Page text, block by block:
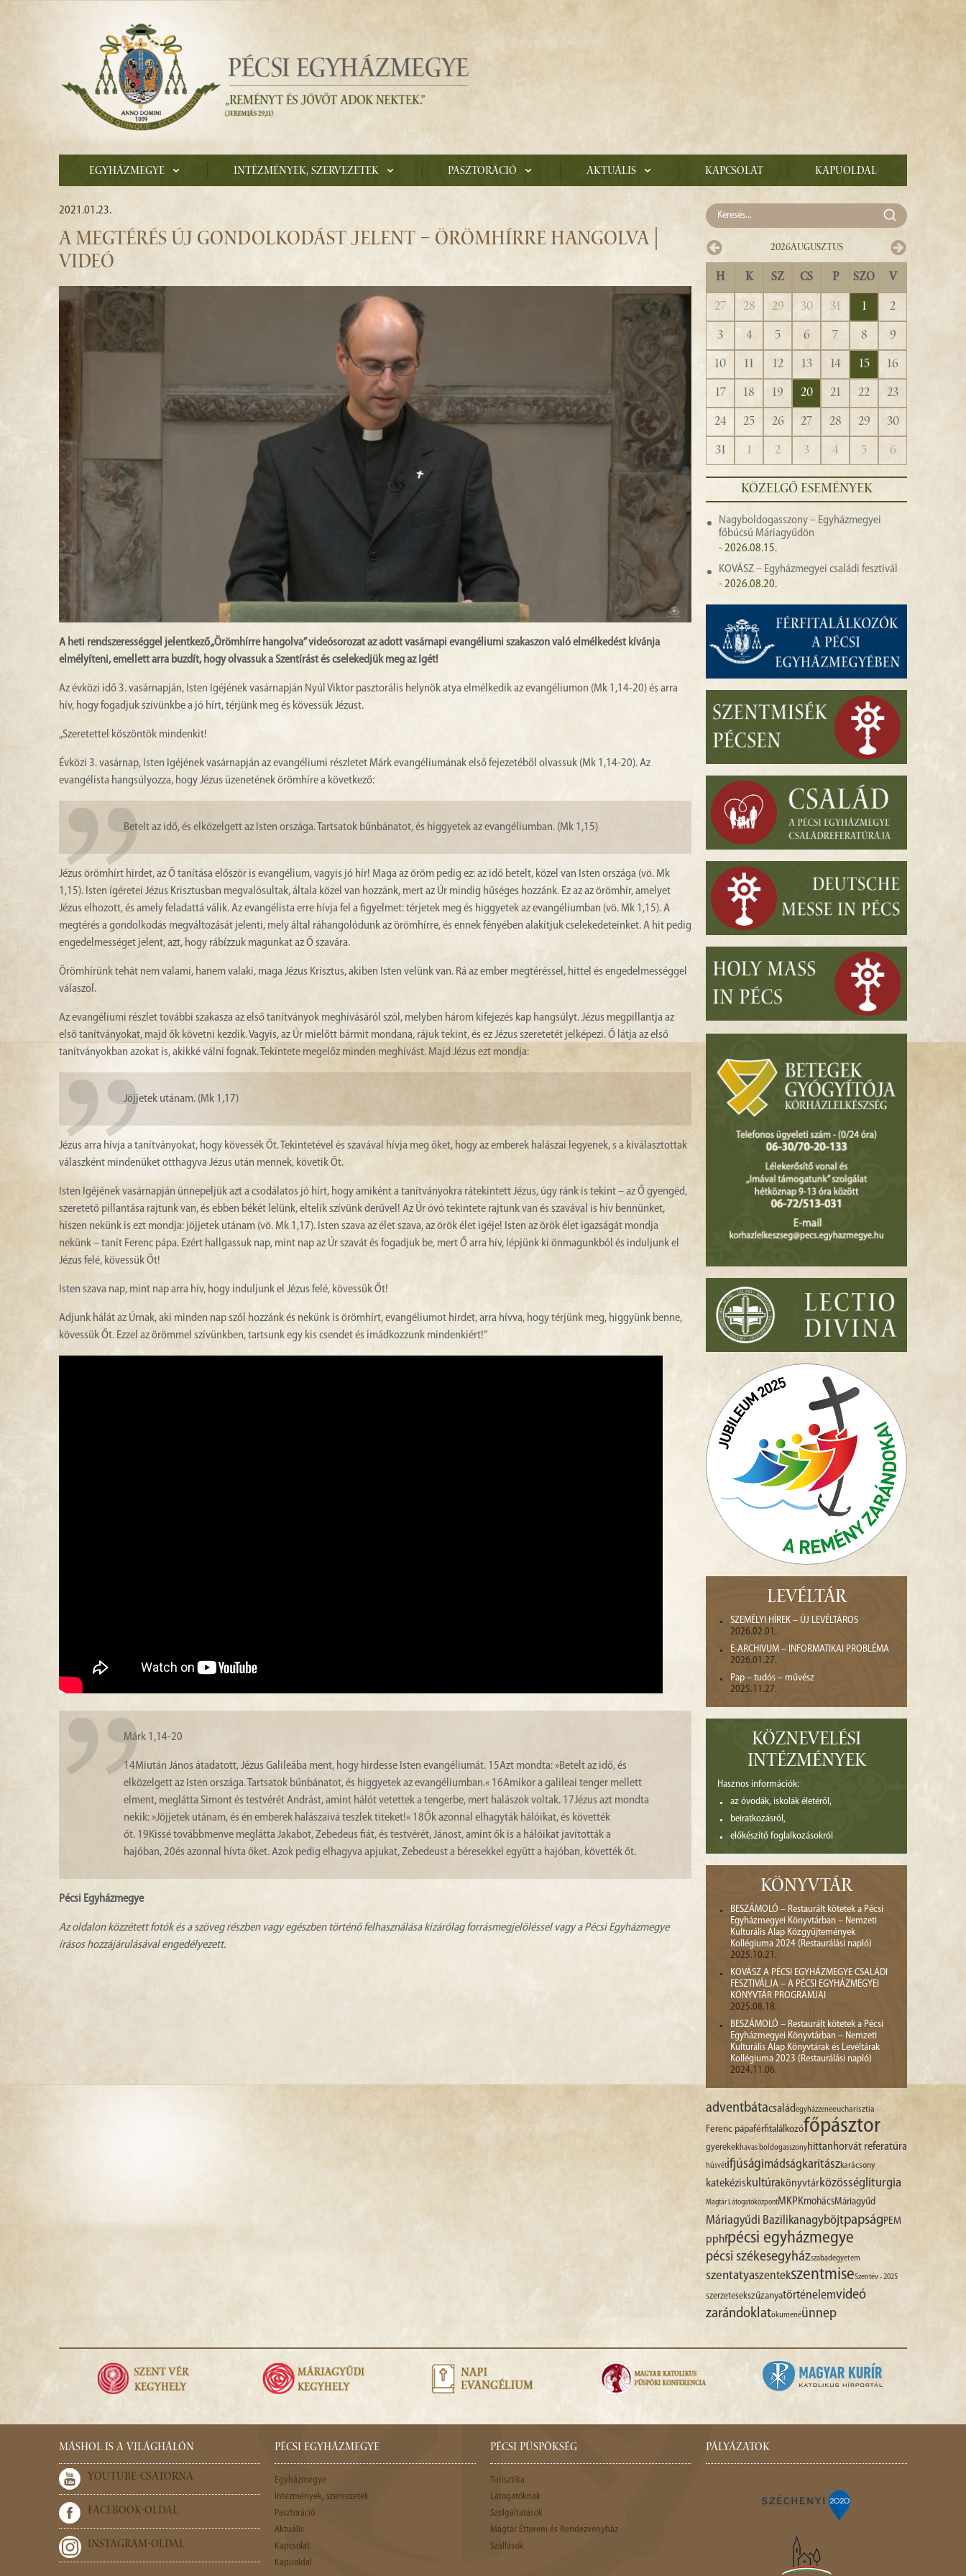
Egyházmegye Intézmények, szervezetek Pasztoráció Aktuális Kapcsolat Kapuoldal
2021.01.23.
A MEGTÉRÉS ÚJ GONDOLKODÁST JELENT – ÖRÖMHÍRRE HANGOLVA |
VIDEÓ
A heti rendszerességgel jelentkező „Örömhírre hangolva” videósorozat az adott vasárnapi evangéliumi szakaszon való elmélkedést kívánja
elmélyíteni, emellett arra buzdít, hogy olvassuk a Szentírást és cselekedjük meg az Igét!
Az évközi idő 3. vasárnapján, Isten Igéjének vasárnapján Nyúl Viktor pasztorális helynök atya elmélkedik az evangéliumon (Mk 1,14-20) és arra
hív, hogy fogadjuk szívünkbe a jó hírt, térjünk meg és kövessük Jézust.
„Szeretettel köszöntök mindenkit!
Évközi 3. vasárnap, Isten Igéjének vasárnapján az evangéliumi részletet Márk evangéliumának első fejezetéből olvassuk (Mk 1,14-20). Az
evangélista hangsúlyozza, hogy Jézus üzenetének örömhíre a következő:
Betelt az idő, és elközelgett az Isten országa. Tartsatok bűnbánatot, és higgyetek az evangéliumban. (Mk 1,15)
Jézus örömhírt hirdet, az Ő tanítása először is evangélium, vagyis jó hír! Maga az öröm pedig ez: az idő betelt, közel van Isten országa (vö. Mk
1,15). Isten ígéretei Jézus Krisztusban megvalósultak, általa közel van hozzánk, mert az Úr mindig hűséges hozzánk. Ez az az örömhír, amelyet
Jézus elhozott, és amely feladattá válik. Az evangélista erre hívja fel a figyelmet: térjetek meg és higgyetek az evangéliumban (vö. Mk 1,15). A
megtérés a gondolkodás megváltozását jelenti, mely által ráhangolódunk az örömhírre, és ennek fényében alakítjuk cselekedeteinket. A hit pedig
engedelmességet jelent, azt, hogy rábízzuk magunkat az Ő szavára.
Örömhírünk tehát nem valami, hanem valaki, maga Jézus Krisztus, akiben Isten velünk van. Rá az ember megtéréssel, hittel és engedelmességgel
válaszol.
Az evangéliumi részlet további szakasza az első tanítványok meghívásáról szól, melyben három kifejezés kap hangsúlyt. Jézus megpillantja az
első tanítványokat, majd ők követni kezdik. Vagyis, az Úr mielőtt bármit mondana, rájuk tekint, és ez Jézus szeretetét jelképezi. Ő látja az első
tanítványokban azokat is, akikké válni fognak. Tekintete megelőz minden meghívást. Majd Jézus ezt mondja:
Jöjjetek utánam. (Mk 1,17)
Jézus arra hívja a tanítványokat, hogy kövessék Őt. Tekintetével és szavával hívja meg őket, hogy az emberek halászai legyenek, s a kiválasztottak
válaszként mindenüket otthagyva Jézus után mennek, követik Őt.
Isten Igéjének vasárnapján ünnepeljük azt a csodálatos jó hírt, hogy amiként a tanítványokra rátekintett Jézus, úgy ránk is tekint – az Ő gyengéd,
szeretető pillantása rajtunk van, és ebben békét lelünk, eltelik szívünk derűvel! Az Úr óvó tekintete rajtunk van és szavával is hív bennünket,
hiszen nekünk is ezt mondja: jöjjetek utánam (vö. Mk 1,17). Isten szava az élet szava, az örök élet igéje! Isten az örök élet igazságát mondja
nekünk – tanít Ferenc pápa. Ezért hallgassuk nap, mint nap az Úr szavát és fogadjuk be, mert Ő arra hív, lépjünk ki önmagunkból és induljunk el
Jézus felé, kövessük Őt!
Isten szava nap, mint nap arra hív, hogy induljunk el Jézus felé, kövessük Őt!
Adjunk hálát az Úrnak, aki minden nap szól hozzánk és nekünk is örömhírt, evangéliumot hirdet, arra hívva, hogy térjünk meg, higgyünk benne,
kövessük Őt. Ezzel az örömmel szívünkben, tartsunk egy kis csendet és imádkozzunk mindenkiért!”
Márk 1,14-20
14Miután János átadatott, Jézus Galileába ment, hogy hirdesse Isten evangéliumát. 15Azt mondta: »Betelt az idő, és
elközelgett az Isten országa. Tartsatok bűnbánatot, és higgyetek az evangéliumban.« 16Amikor a galileai tenger mellett
elment, meglátta Simont és testvérét Andrást, amint hálót vetettek a tengerbe, mert halászok voltak. 17Jézus azt mondta
nekik: »Jöjjetek utánam, és én emberek halászaivá teszlek titeket!« 18Ők azonnal elhagyták hálóikat, és követték
őt. 19Kissé továbbmenve meglátta Jakabot, Zebedeus fiát, és testvérét, Jánost, amint ők is a hálóikat javították a
hajóban,20és azonnal hívta őket. Azok pedig elhagyva apjukat, Zebedeust a béresekkel együtt a hajóban, követték őt.
Pécsi Egyházmegye
Az oldalon közzétett fotók és a szöveg részben vagy egészben történő felhasználása kizárólag forrásmegjelöléssel vagy a Pécsi Egyházmegye
írásos hozzájárulásával engedélyezett.
2026Augusztus
H K SZ CS P SZO V
27 28 29 30 31 1
2
3
4 5 6 7 8
9
10
11 12 13 14 15
16
17
18 19 20 21 22
23
24
25 26 27 28 29
30
31
1 2 3 4 5 6
KÖZELGŐ ESEMÉNYEK
Nagyboldogasszony – Egyházmegyei
főbúcsú Máriagyűdön
- 2026.08.15.
KOVÁSZ – Egyházmegyei családi fesztivál
- 2026.08.20.
LEVÉLTÁR
SZEMÉLYI HÍREK – ÚJ LEVÉLTÁROS
2026.02.01.
E-ARCHIVUM – INFORMATIKAI PROBLÉMA
2026.01.27.
Pap – tudós – művész
2025.11.27.
KÖZNEVELÉSI
INTÉZMÉNYEK
Hasznos információk:
az óvodák, iskolák életéről,
beiratkozásról,
előkészítő foglalkozásokról
KÖNYVTÁR
BESZÁMOLÓ – Restaurált kötetek a Pécsi
Egyházmegyei Könyvtárban – Nemzeti
Kulturális Alap Közgyűjtemények
Kollégiuma 2024 (Restaurálási napló)
2025.10.21.
KOVÁSZ A PÉCSI EGYHÁZMEGYE CSALÁDI
FESZTIVÁLJA – A PÉCSI EGYHÁZMEGYEI
KÖNYVTÁR PROGRAMJAI
2025.08.18.
BESZÁMOLÓ – Restaurált kötetek a Pécsi
Egyházmegyei Könyvtárban – Nemzeti
Kulturális Alap Könyvtárak és Levéltárak
Kollégiuma 2023 (Restaurálási napló)
2024.11.06.
adventbátacsaládegyházzeneeucharisztia
Ferenc pápaférfitalálkozófőpásztor
gyerekekhavas boldogasszonyhittanhorvát referatúra
húsvétifjúságimádságkaritászkarácsony
katekéziskultúra könyvtárközösségliturgia
Magtár LátogatóközpontMKPKmohácsMáriagyűd
Máriagyűdi Bazilikanagyböjtpapság PEM
pphfpécsi egyházmegye
pécsi székesegyházszabadegyetem
szentatyaszentekszentmiseSzentév - 2025
szerzetesekszűzanyatörténelemvideó
zarándoklatökumenéünnep
MÁSHOL IS A VILÁGHÁLÓN
YOUTUBE-CSATORNA
FACEBOOK-OLDAL
INSTAGRAM-OLDAL
PÉCSI EGYHÁZMEGYE
Egyházmegye
Intézmények, szervezetek
Pasztoráció
Aktuális
Kapcsolat
Kapuoldal
PÉCSI PÜSPÖKSÉG
Turisztika
Látogatóknak
Szolgáltatások
Magtár Étterem és Rendezvényház
Szállások
PÁLYÁZATOK